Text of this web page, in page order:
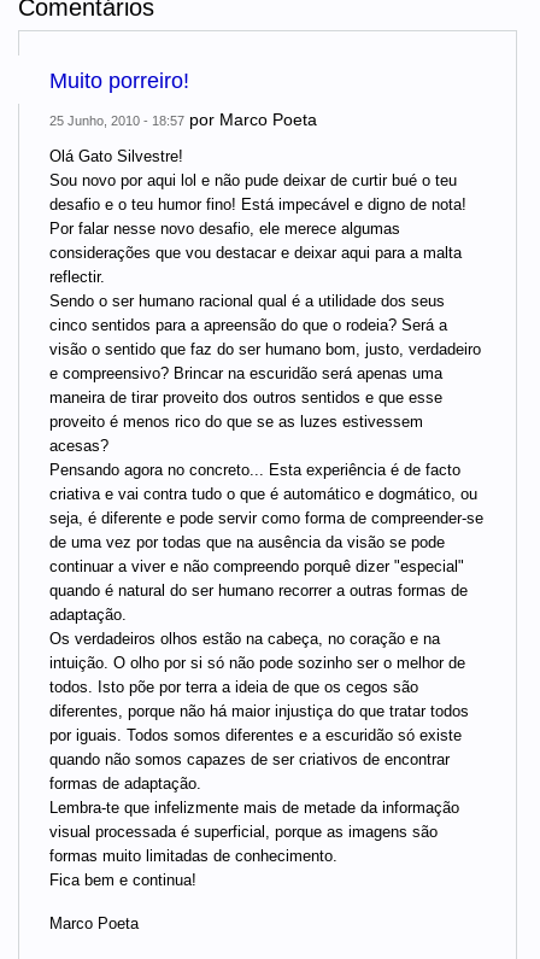
Comentários
Muito porreiro!
25 Junho, 2010 - 18:57 por Marco Poeta
Olá Gato Silvestre!
Sou novo por aqui lol e não pude deixar de curtir bué o teu
desafio e o teu humor fino! Está impecável e digno de nota!
Por falar nesse novo desafio, ele merece algumas
considerações que vou destacar e deixar aqui para a malta
reflectir.
Sendo o ser humano racional qual é a utilidade dos seus
cinco sentidos para a apreensão do que o rodeia? Será a
visão o sentido que faz do ser humano bom, justo, verdadeiro
e compreensivo? Brincar na escuridão será apenas uma
maneira de tirar proveito dos outros sentidos e que esse
proveito é menos rico do que se as luzes estivessem
acesas?
Pensando agora no concreto... Esta experiência é de facto
criativa e vai contra tudo o que é automático e dogmático, ou
seja, é diferente e pode servir como forma de compreender-se
de uma vez por todas que na ausência da visão se pode
continuar a viver e não compreendo porquê dizer "especial"
quando é natural do ser humano recorrer a outras formas de
adaptação.
Os verdadeiros olhos estão na cabeça, no coração e na
intuição. O olho por si só não pode sozinho ser o melhor de
todos. Isto põe por terra a ideia de que os cegos são
diferentes, porque não há maior injustiça do que tratar todos
por iguais. Todos somos diferentes e a escuridão só existe
quando não somos capazes de ser criativos de encontrar
formas de adaptação.
Lembra-te que infelizmente mais de metade da informação
visual processada é superficial, porque as imagens são
formas muito limitadas de conhecimento.
Fica bem e continua!
Marco Poeta